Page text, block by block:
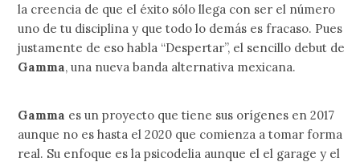
la creencia de que el éxito sólo llega con ser el número
uno de tu disciplina y que todo lo demás es fracaso. Pues
justamente de eso habla “Despertar”, el sencillo debut de
Gamma, una nueva banda alternativa mexicana.
Gamma es un proyecto que tiene sus orígenes en 2017
aunque no es hasta el 2020 que comienza a tomar forma
real. Su enfoque es la psicodelia aunque el el garage y el